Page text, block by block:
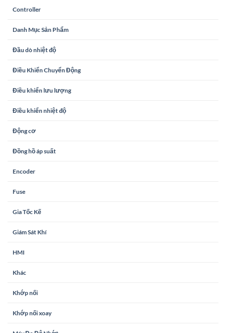
Controller
Danh Mục Sản Phẩm
Đầu dò nhiệt độ
Điều Khiển Chuyển Động
Điều khiển lưu lượng
Điều khiển nhiệt độ
Động cơ
Đồng hồ áp suất
Encoder
Fuse
Gia Tốc Kế
Giám Sát Khí
HMI
Khác
Khớp nối
Khớp nối xoay